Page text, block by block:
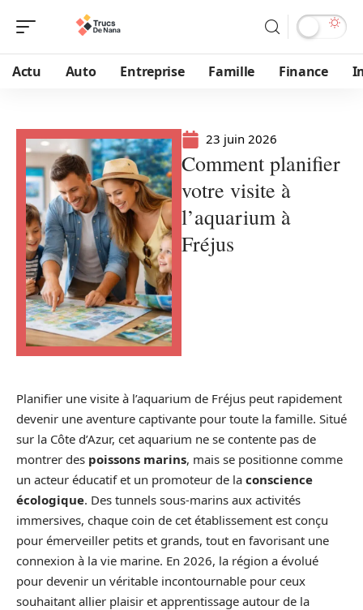
Actu Auto Entreprise Famille Finance
23 juin 2026
Comment planifier
votre visite à
l’aquarium à
Fréjus
Planifier une visite à l’aquarium de Fréjus peut rapidement
devenir une aventure captivante pour toute la famille. Situé
sur la Côte d’Azur, cet aquarium ne se contente pas de
montrer des poissons marins, mais se positionne comme
un acteur éducatif et un promoteur de la conscience
écologique. Des tunnels sous-marins aux activités
immersives, chaque coin de cet établissement est conçu
pour émerveiller petits et grands, tout en favorisant une
connexion à la vie marine. En 2026, la région a évolué
pour devenir un véritable incontournable pour ceux
souhaitant allier plaisir et apprentissage autour de la